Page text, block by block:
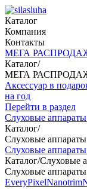
Каталог
Компания
Контакты
МЕГА
Каталог/
МЕГА
Аксессуар в
на год
Перейти в раздел
Слуховые аппараты
Каталог/
Слуховые аппараты
Слуховые
Каталог/Слуховые
Слуховые
EveryPixelNanotrim